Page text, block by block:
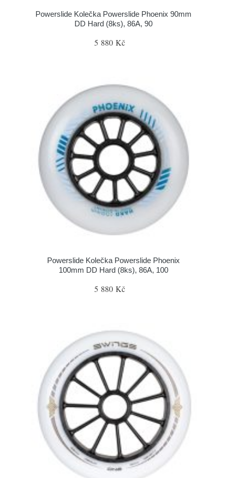
Powerslide Kolečka Powerslide Phoenix 90mm
DD Hard (8ks), 86A, 90
5 880 Kč
Powerslide Kolečka Powerslide Phoenix
100mm DD Hard (8ks), 86A, 100
5 880 Kč